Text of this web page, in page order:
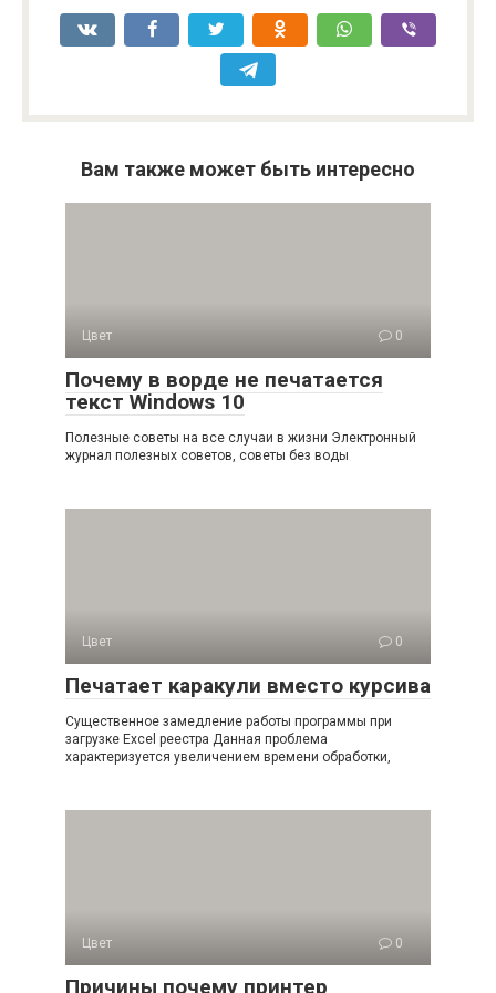
Вам также может быть интересно
Цвет 0
Почему в ворде не печатается
текст Windows 10
Полезные советы на все случаи в жизни Электронный
журнал полезных советов, советы без воды
Цвет 0
Печатает каракули вместо курсива
Существенное замедление работы программы при
загрузке Excel реестра Данная проблема
характеризуется увеличением времени обработки,
Цвет 0
Причины почему принтер